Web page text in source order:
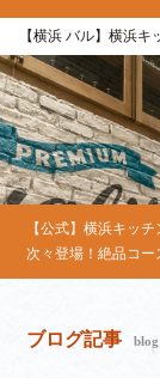
【横浜 バル】横浜
【公式】横浜キッ
次々登場！絶品コー
ブログ記事 blog